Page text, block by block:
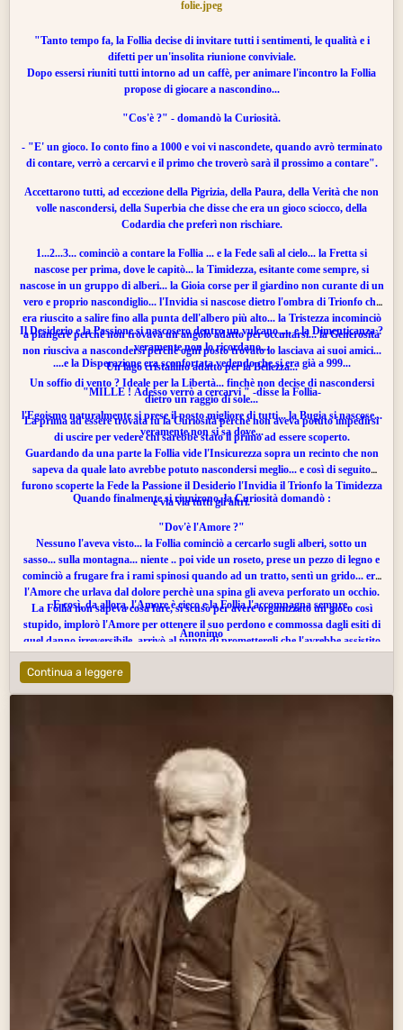
"Tanto tempo fa, la Folliadecise di invitare tutti i sentimenti, le qualità e i
difetti per un'insolita riunione conviviale.
Dopo essersi riuniti tutti intorno ad un caffè, per animare l'incontro la Follia
propose di giocare a nascondino...
"Cos'è ?" - domandò la Curiosità.
- "E' un gioco. Io conto fino a 1000 e voi vi nascondete, quando avrò terminato
di contare, verrò a cercarvi e il primo che troverò sarà il prossimo a contare".
Accettarono tutti, ad eccezione della Pigrizia, della Paura, della Verità che non
volle nascondersi, della Superbia che disse che era un gioco sciocco, della
Codardia che preferì non rischiare.
1...2...3... cominciò a contare la Follia ... e la Fede salì al cielo... la Fretta si
nascose per prima, dove le capitò... la Timidezza, esitante come sempre, si
nascose in un gruppo di alberi... la Gioia corse per il giardino non curante di un
vero e proprio nascondiglio... l'Invidiasi nascose dietro l'ombra di Trionfo che
era riuscito a salire fino alla punta dell'albero più alto... la Tristezzaincominciò
a piangere perchè non trovava un angolo adatto per occultarsi... la Generosità
non riusciva a nascondersi perchè ogni posto trovato lo lasciava ai suoi amici...
Un lago cristallino adatto per la Bellezza...
Un soffio di vento ? Ideale per la Libertà... finchè non decise di nascondersi
dietro un raggio di sole...
l'Egoismo naturalmente si prese il posto migliore di tutti... la Bugia si nascose...
veramente non si sa dove...
IlDesiderioe la Passione si nascosero dentro un vulcano .... e la Dimenticanza ?
veramente non lo ricordano...
....e la Disperazione era sconfortata vedendo che si era già a 999...
"MILLE ! Adesso verrò a cercarvi " -disse la Follia-
La prima ad essere trovata fu la Curiosità perchè non aveva potuto impedirsi
di uscire per vedere chi sarebbe stato il primo ad essere scoperto.
Guardando da una parte la Follia vide l'Insicurezza sopra un recinto che non
sapeva da quale lato avrebbe potuto nascondersi meglio... e così di seguito
furono scoperte la Fede la Passione il Desiderio l'Invidia il Trionfo la Timidezza
e via via tutti gli altri.
Quando finalmente si riunirono, la Curiosità domandò :
"Dov'è l'Amore ?"
Nessuno l'aveva visto... la Follia cominciò a cercarlo sugli alberi, sotto un
sasso... sulla montagna... niente .. poi vide un roseto, prese un pezzo di legno e
cominciò a frugare fra i rami spinosi quando ad un tratto, sentì un grido... era
l'Amore che urlava dal dolore perchè una spina gli aveva perforato un occhio.
La Follia non sapeva cosa fare, si scusò per avere organizzato un gioco così
stupido, implorò l'Amore per ottenere il suo perdono e commossa dagli esiti di
quel danno irreversibile, arrivò al punto di promettergli che l'avrebbe assistito
L'Amore, rincuorato, accettò la promessa e quelle scuse così sincere...
E così, da allora, l'Amore è cieco e la Follia l'accompagna sempre.
Anonimo
Continua a leggere